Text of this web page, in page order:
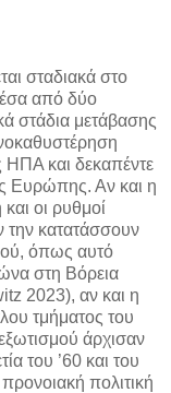
σταδιακά στο
από δύο
στάδια μετάβασης
ΗΠΑ και δεκαπέντε
Ευρώπης. Αν και η
οι ρυθμοί
την κατατάσσουν
όπως αυτό
στη Βόρεια
2023), αν και η
τμήματος του
άρχισαν
του ’60 και του
πολιτική